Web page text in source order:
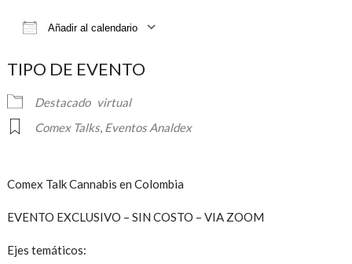
Añadir al calendario
TIPO DE EVENTO
Destacado virtual
Comex Talks, Eventos Analdex
Comex Talk Cannabis en Colombia
EVENTO EXCLUSIVO – SIN COSTO – VIA ZOOM
Ejes temáticos: